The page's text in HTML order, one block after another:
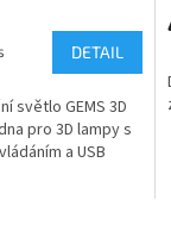
DETAIL
světlo GEMS 3D
pro 3D lampy s
a USB